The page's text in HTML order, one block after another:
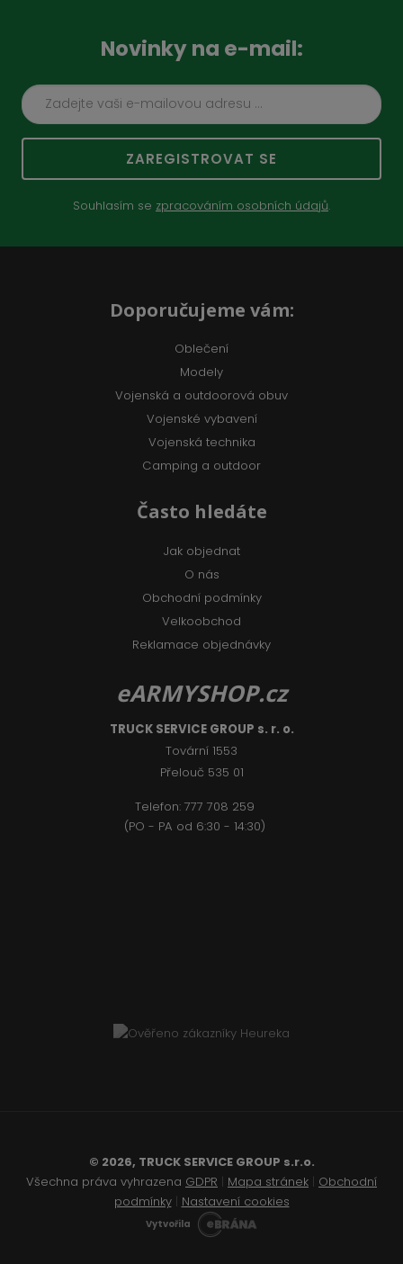
Novinky na e-mail:
ZAREGISTROVAT SE
Souhlasím se zpracováním osobních údajů.
Doporučujeme vám:
Oblečení
Modely
Vojenská a outdoorová obuv
Vojenské vybavení
Vojenská technika
Camping a outdoor
Často hledáte
Jak objednat
O nás
Obchodní podmínky
Velkoobchod
Reklamace objednávky
eARMYSHOP.cz
TRUCK SERVICE GROUP s. r. o.
Tovární 1553
Přelouč 535 01
Telefon: 777 708 259
(PO - PA od 6:30 - 14:30)
© 2026, TRUCK SERVICE GROUP s.r.o.
Všechna práva vyhrazena GDPR | Mapa stránek | Obchodní
podmínky | Nastavení cookies
Vytvořila